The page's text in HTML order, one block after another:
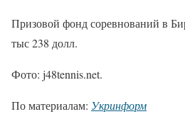
Призовой фонд соревнований в
тыс 238 долл.
Фото: j48tennis.net.
По материалам: Укринформ